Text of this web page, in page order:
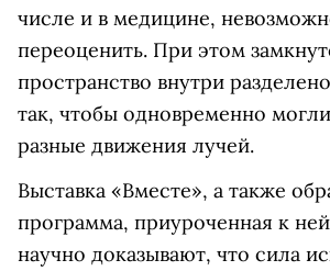
числе и в медицине,
переоценить. При этом
пространство внутри
так, чтобы одновременно
разные движения лучей.
Выставка «Вместе», а также
программа, приуроченная к
научно доказывают, что сила